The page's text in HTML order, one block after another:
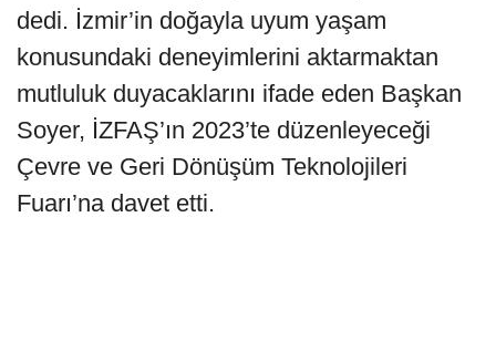
dedi. İzmir’in doğayla uyum yaşam
konusundaki deneyimlerini aktarmaktan
mutluluk duyacaklarını ifade eden Başkan
Soyer, İZFAŞ’ın 2023’te düzenleyeceği
Çevre ve Geri Dönüşüm Teknolojileri
Fuarı’na davet etti.